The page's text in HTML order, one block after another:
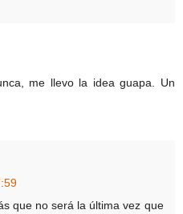
me llevo la idea guapa. Un
que no será la última vez que